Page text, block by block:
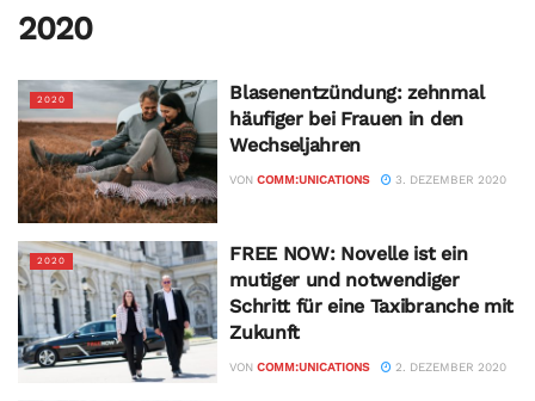
2020
2020
Blasenentzündung: zehnmal
häufiger bei Frauen in den
Wechseljahren
VON COMM:UNICATIONS 3. DEZEMBER 2020
2020
FREE NOW: Novelle ist ein
mutiger und notwendiger
Schritt für eine Taxibranche mit
Zukunft
VON COMM:UNICATIONS 2. DEZEMBER 2020